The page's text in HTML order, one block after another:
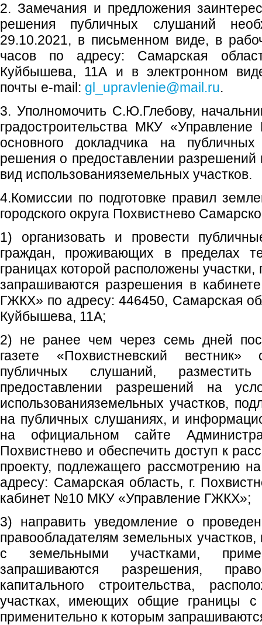
2. Замечания и предложения
решения публичных слушаний
29.10.2021, в письменном виде, в
часов по адресу: Самарская
Куйбышева, 11А и в электронном
почты e-mail: gl_upravlenie@mail.ru.
3. Уполномочить С.Ю.Глебову,
градостроительства МКУ
основного докладчика на
решения о предоставлении
вид использованияземельных участков.
4.Комиссии по подготовке правил
городского округа Похвистнево
1) организовать и провести
граждан, проживающих в пределах
границах которой расположены
запрашиваются разрешения в
ГЖКХ» по адресу: 446450, Самарская
Куйбышева, 11А;
2) не ранее чем через семь дней
газете «Похвистневский
публичных слушаний,
предоставлении разрешений на
использованияземельных участков,
на публичных слушаниях, и
на официальном сайте
Похвистнево и обеспечить доступ к
проекту, подлежащего рассмотрению
адресу: Самарская область, г.
кабинет №10 МКУ «Управление ГЖКХ»;
3) направить уведомление о
правообладателям земельных
с земельными участками,
запрашиваются разрешения,
капитального строительства,
участках, имеющих общие границы с
применительно к которым